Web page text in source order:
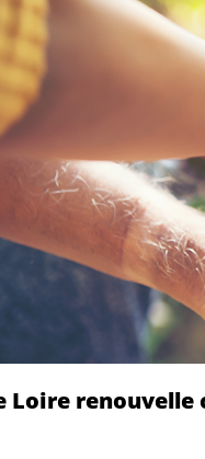
Loire renouvelle